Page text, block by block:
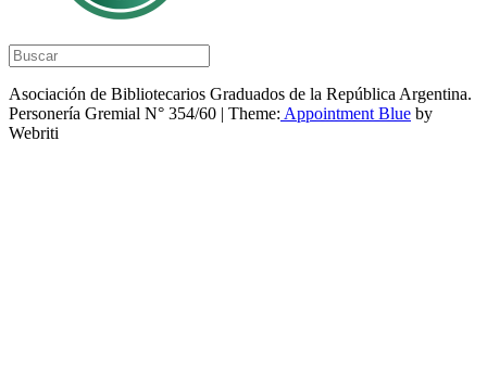
Asociación de Bibliotecarios Graduados de la República Argentina.
Personería Gremial N° 354/60 | Theme: Appointment Blue by
Webriti